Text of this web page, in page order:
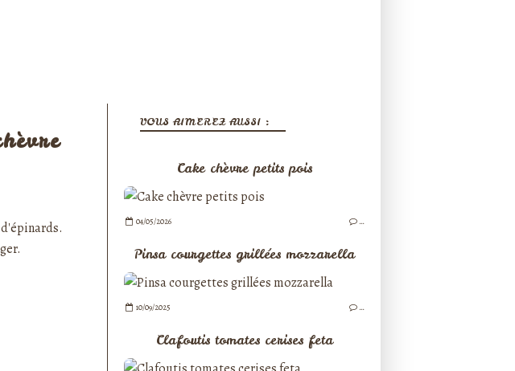
.
VOUS AIMEREZ AUSSI :
Cake chèvre petits pois
04/05/2026 …
Pinsa courgettes grillées mozzarella
10/09/2025 …
Clafoutis tomates cerises feta